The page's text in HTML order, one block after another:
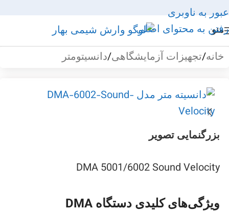
عبور به ناوبری
رفتن به محتوای اصلی
منو
خانه/تجهیزات آزمایشگاهی/دانسیتومتر
بزرگنمایی تصویر
DMA 5001/6002 Sound Velocity
ویژگی‌های کلیدی دستگاه DMA